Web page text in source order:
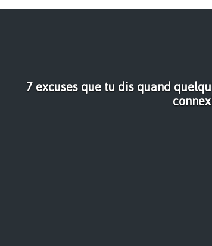
7 excuses que tu dis quand